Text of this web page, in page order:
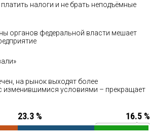
налоги и не брать неподъёмные
органов федеральной власти мешает
на рынок выходят более
изменившимися условиями – прекращает
23.3 % 16.5 %